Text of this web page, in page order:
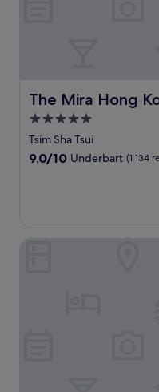
The Mira Hong
The Mira Hong Kong
5.0-
stjärnigt
boende
Tsim Sha Tsui
9.0
9,0/10 Underbart (1 134